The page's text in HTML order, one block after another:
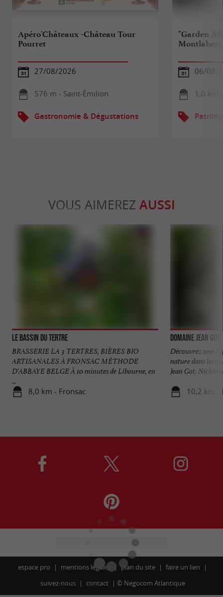
Apéro'Châteaux -Château Tour
Pourret
27/08/2026
576 m - Saint-Émilion
Gastronomie & Dégustations
"Garden
Montlabert
06/08/
1,0 km
VOUS AIMEREZ AUSSI
Le Bassin du Tertre
BRASSERIE LA 3 TERTRES, BIÈRES BIO
ARTISANALES À FRONSAC MÉTHODE
D'ABBAYE BELGE À 10 minutes de Libourne, en
...
8,0 km - Fronsac
Domaine Jean Got
Découvrez une
nature dans les
Jean Got. Nichées
10,2 km -
espace pro mentions légales plan du site
faire un lien
suivez-nous
contact © Negocom Atlantique